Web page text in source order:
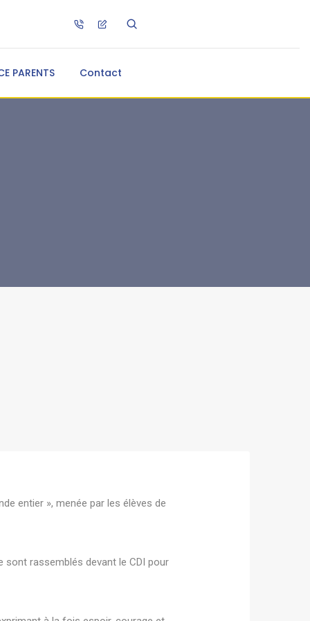
PARENTS Contact
entier », menée par les élèves de
rassemblés devant le CDI pour